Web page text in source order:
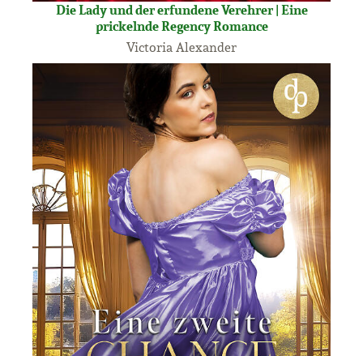
Die Lady und der erfundene Verehrer | Eine
prickelnde Regency Romance
Victoria Alexander